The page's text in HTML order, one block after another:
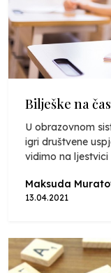
Bilješke na
U obrazovnom
igri društvene
vidimo na ljestvici
Maksuda
13.04.2021